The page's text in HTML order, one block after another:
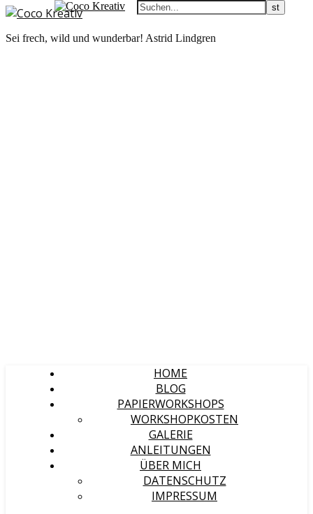
Sei frech, wild und wunderbar! Astrid Lindgren
HOME
BLOG
PAPIERWORKSHOPS
WORKSHOPKOSTEN
GALERIE
ANLEITUNGEN
ÜBER MICH
DATENSCHUTZ
IMPRESSUM